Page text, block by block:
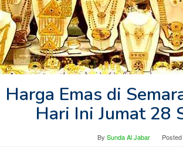
Harga Emas di
Hari Ini Jumat 28
By Sunda Al Jabar